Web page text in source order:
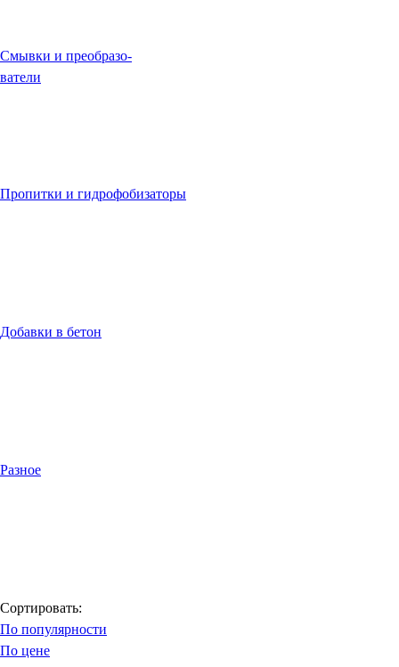
Смывки и преобразо-
ватели
Пропитки и гидрофобизаторы
Добавки в бетон
Разное
Сортировать:
По популярности
По цене